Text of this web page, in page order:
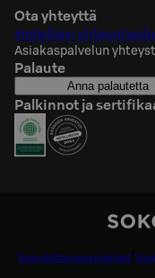
Ota yhteyttä
Hotellien
Asiakaspalvelun
Palaute
Anna palautetta
Palkinnot ja
Saavutettavuusselosteet